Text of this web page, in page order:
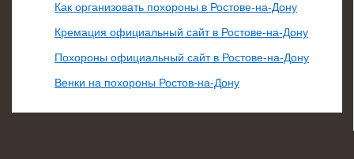
Как организовать похороны в Ростове-на-Дону
Кремация официальный сайт в Ростове-на-Дону
Похороны официальный сайт в Ростове-на-Дону
Венки на похороны Ростов-на-Дону